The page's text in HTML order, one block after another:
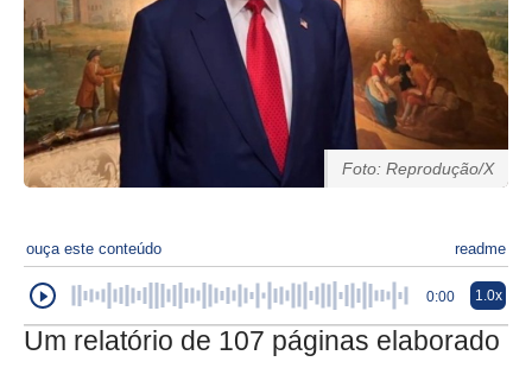
Foto: Reprodução/X
ouça este conteúdo readme
0:00 1.0x
Um relatório de 107 páginas elaborado